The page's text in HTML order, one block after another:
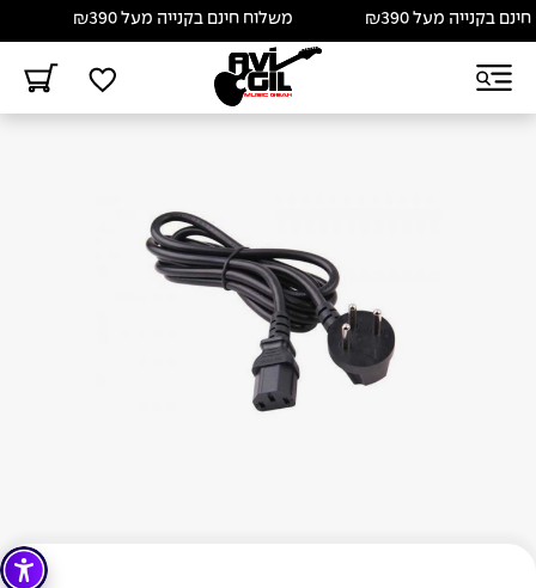
בקנייה מעל ₪390 משלוח חינם בקנייה מעל ₪390